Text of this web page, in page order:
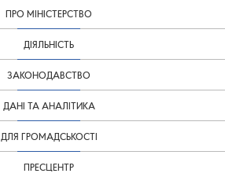
ПРО МІНІСТЕРСТВО
ДІЯЛЬНІСТЬ
ЗАКОНОДАВСТВО
ДАНІ ТА АНАЛІТИКА
ДЛЯ ГРОМАДСЬКОСТІ
ПРЕСЦЕНТР